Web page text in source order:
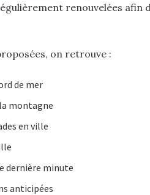
renouvelées
on retrouve :
de mer
montagne
en ville
dernière minute
anticipées